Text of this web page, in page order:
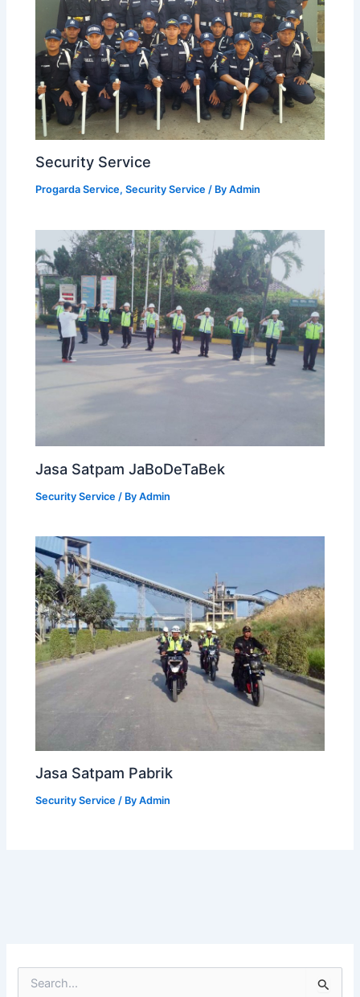
Security Service
Progarda Service,Security Service / ByAdmin
Jasa Satpam JaBoDeTaBek
Security Service / ByAdmin
Jasa Satpam Pabrik
Security Service / ByAdmin